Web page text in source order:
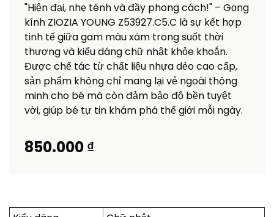
"Hiện đại, nhẹ tênh và đầy phong cách!" – Gọng
kính ZIOZIA YOUNG Z53927.C5.C là sự kết hợp
tinh tế giữa gam màu xám trong suốt thời
thượng và kiểu dáng chữ nhật khỏe khoắn.
Được chế tác từ chất liệu nhựa dẻo cao cấp,
sản phẩm không chỉ mang lại vẻ ngoài thông
minh cho bé mà còn đảm bảo độ bền tuyệt
vời, giúp bé tự tin khám phá thế giới mỗi ngày.
850.000 ₫